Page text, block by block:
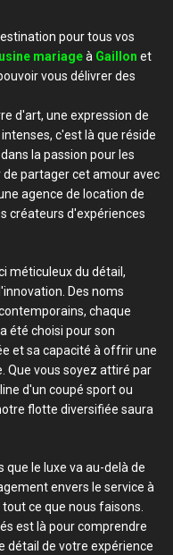
pour tous vos
mariageà Gaillon et
vous délivrer des
d'art, une expression de
c'est là que réside
la passion pour les
de partager cet amour avec
agence de location de
créateurs d'expériences
méticuleux du détail,
Des noms
chaque
été choisi pour son
et sa capacité à offrir une
Que vous soyez attiré par
d'un coupé sport ou
flotte diversifiée saura
que le luxe va au-delà de
envers le service à
ce que nous faisons.
est là pour comprendre
détail de votre expérience